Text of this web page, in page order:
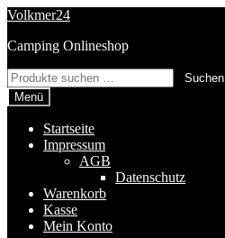
Zur
springen
Zum
springen
Volkmer24
Camping Onlineshop
Suchen
nach:
Suchen
Menü
Startseite
Impressum
AGB
Datenschutz
Warenkorb
Kasse
Mein Konto